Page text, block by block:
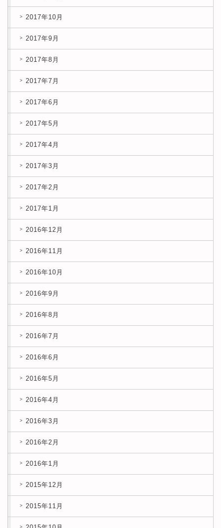
2017年10月
2017年9月
2017年8月
2017年7月
2017年6月
2017年5月
2017年4月
2017年3月
2017年2月
2017年1月
2016年12月
2016年11月
2016年10月
2016年9月
2016年8月
2016年7月
2016年6月
2016年5月
2016年4月
2016年3月
2016年2月
2016年1月
2015年12月
2015年11月